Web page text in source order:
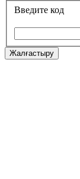
Введите код
Жалғастыру